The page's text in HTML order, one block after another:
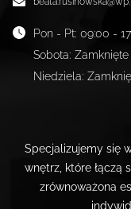
Specjalizujemy się
wnętrz, które łączą
zrównoważona
Pon - Pt: 09:00 -
Sobota: Zamknięte
Niedziela: